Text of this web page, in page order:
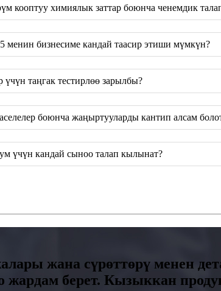
кооптуу химиялык заттар боюнча ченемдик
менин бизнесиме кандай таасир этиши мүмкүн?
таңгак тестирлөө зарылбы?
боюнча жаңыртууларды кантип алсам
үчүн кандай сыноо талап кылынат?
жана сүрөттөрү менен
жардам берет. Кызыккан